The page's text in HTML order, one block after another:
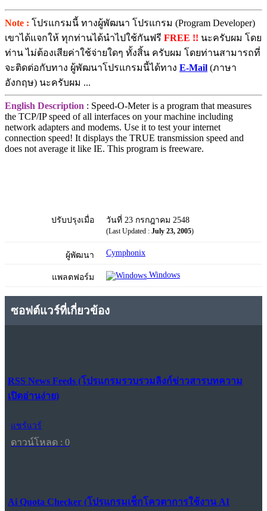
Note : โปรแกรมนี้ ทางผู้พัฒนา โปรแกรม (Program Developer)
เขาได้แจกให้ ทุกท่านได้นำไปใช้กันฟรี FREE !! นะครับผม โดย
ท่าน ไม่ต้องเสียค่าใช้จ่ายใดๆ ทั้งสิ้น ครับผม โดยท่านสามารถที่
จะติดต่อกับทาง ผู้พัฒนาโปรแกรมนี้ได้ทาง E-Mail (ภาษา
อังกฤษ) นะครับผม ...
English Description : Speed-O-Meter is a program that measures
the TCP/IP speed of all interfaces on your machine including
network adapters and modems. Use it to test your internet
connection speed! It displays the TRUE transmission speed and
does not average it like IE. This program is freeware.
ปรับปรุงเมื่อ วันที่ 23 กรกฎาคม 2548
(Last Updated : July 23, 2005)
ผู้พัฒนา Cymphonix
แพลตฟอร์ม Windows
ซอฟต์แวร์ที่เกี่ยวข้อง
RSS News Feeds (โปรแกรมรวบรวมลิงก์ข่าวสารบทความ
เปิดอ่านง่าย)
แชร์แวร์
ดาวน์โหลด : 0
Ai Quota Checker (โปรแกรมเช็กโควตาการใช้งาน AI